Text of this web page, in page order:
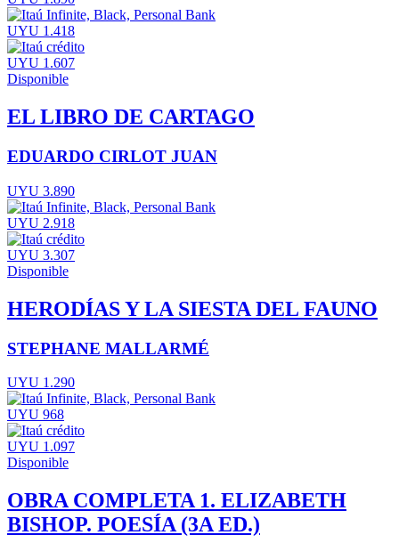
UYU 1.418
UYU 1.607
Disponible
EL LIBRO DE CARTAGO
EDUARDO CIRLOT JUAN
UYU 3.890
UYU 2.918
UYU 3.307
Disponible
HERODÍAS Y LA SIESTA DEL FAUNO
STEPHANE MALLARMÉ
UYU 1.290
UYU 968
UYU 1.097
Disponible
OBRA COMPLETA 1. ELIZABETH
BISHOP. POESÍA (3A ED.)